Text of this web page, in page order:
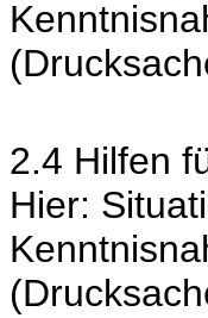
2.4 Hilfen
Hier: